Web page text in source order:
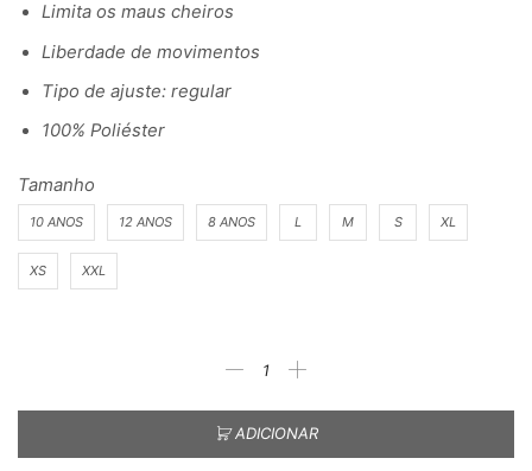
Limita os maus cheiros
Liberdade de movimentos
Tipo de ajuste: regular
100% Poliéster
Tamanho
10 ANOS 12 ANOS 8 ANOS L M S XL
XS XXL
ADICIONAR